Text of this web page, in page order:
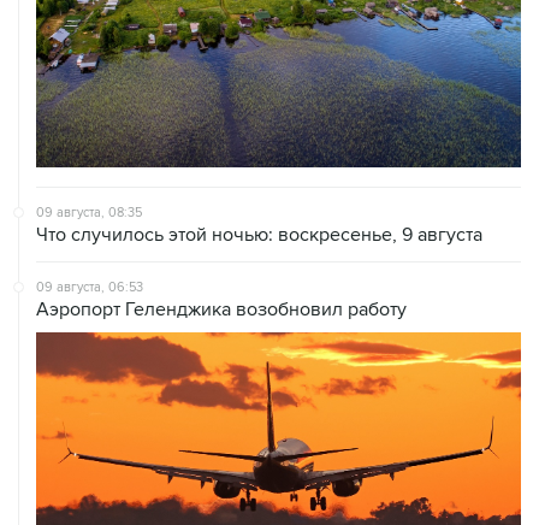
09 августа, 08:35
Что случилось этой ночью: воскресенье, 9 августа
09 августа, 06:53
Аэропорт Геленджика возобновил работу